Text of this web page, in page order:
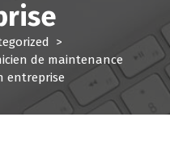
>
de maintenance
entreprise